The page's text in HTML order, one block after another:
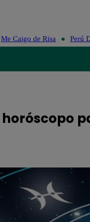
Me Caigo de Risa Perú